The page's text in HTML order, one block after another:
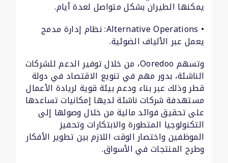
يمكنها الطيران بشكل متواصل لعدة أيام.
• Alternative Operations: نظام إدارة مدمج
يعمل عبر الألياف الضوئية.
وتسهم Ooredoo، من خلال توفير الدعم للشركات
الناشئة، بدور مهم في تنويع الاقتصاد في دولة
قطر وذلك عبر بناء ودعم بيئة قوية لريادة الأعمال
مستهدفة شركات ناشئة لديها إمكانيات تساعدها
على تحقيق فوائد مالية من خلال وصولها إلى
التكنولوجيا المتطورة والابتكارات وتحفيز
الموظفين واختصار الوقت اللازم بين تطوير الأفكار
وطرح المنتجات في الأسواق.